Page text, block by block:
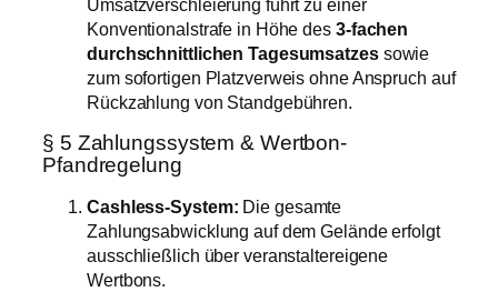
Umsatzverschleierung führt zu einer
Konventionalstrafe in Höhe des 3-fachen
durchschnittlichen Tagesumsatzessowie
zum sofortigen Platzverweis ohne Anspruch auf
Rückzahlung von Standgebühren.
§ 5 Zahlungssystem & Wertbon-
Pfandregelung
Cashless-System: Die gesamte
Zahlungsabwicklung auf dem Gelände erfolgt
ausschließlich über veranstaltereigene
Wertbons.